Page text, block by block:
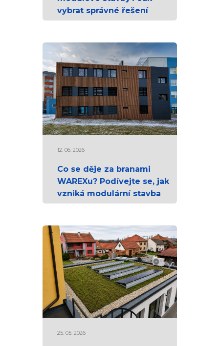
vybrat správné řešení
12. 06. 2026
Co se děje za branami
WAREXu? Podívejte se, jak
vzniká modulární stavba
25. 05. 2026